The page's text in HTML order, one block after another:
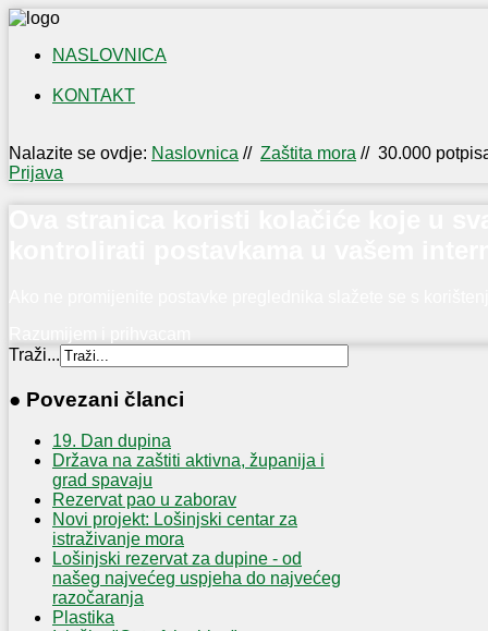
NASLOVNICA
KONTAKT
Nalazite se ovdje: Naslovnica // Zaštita mora // 30.000
Prijava
Traži...
● Povezani članci
19. Dan dupina
Država na zaštiti aktivna, županija i
grad spavaju
Rezervat pao u zaborav
Novi projekt: Lošinjski centar za
istraživanje mora
Lošinjski rezervat za dupine - od
našeg najvećeg uspjeha do najvećeg
razočaranja
Plastika
NAŠI
OTOČANI
U